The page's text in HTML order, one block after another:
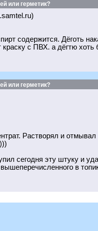
или герметик?
содержится. Дёготь
краску с ПВХ. а дёгтю
или герметик?
Растворял и отмывал
сегодня эту штуку и
в